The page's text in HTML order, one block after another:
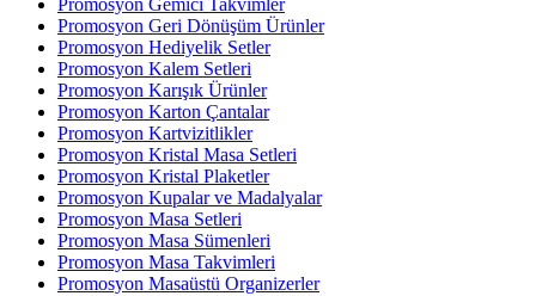
Promosyon Gemici Takvimler
Promosyon Geri Dönüşüm Ürünler
Promosyon Hediyelik Setler
Promosyon Kalem Setleri
Promosyon Karışık Ürünler
Promosyon Karton Çantalar
Promosyon Kartvizitlikler
Promosyon Kristal Masa Setleri
Promosyon Kristal Plaketler
Promosyon Kupalar ve Madalyalar
Promosyon Masa Setleri
Promosyon Masa Sümenleri
Promosyon Masa Takvimleri
Promosyon Masaüstü Organizerler